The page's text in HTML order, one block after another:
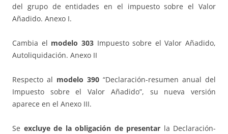
del grupo de entidades en el impuesto sobre el Valor
Añadido. Anexo I.
Cambia el modelo 303Impuesto sobre el Valor Añadido,
Autoliquidación. Anexo II
Respecto al modelo 390 “Declaración-resumen anual del
Impuesto sobre el Valor Añadido”, su nueva versión
aparece en el Anexo III.
Se excluye de la obligación de presentar la Declaración-